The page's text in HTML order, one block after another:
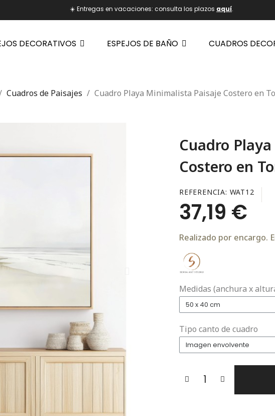
☀️ Entregas en vacaciones: consulta los plazos aquí.
DECORATIVOS ESPEJOS DE BAÑO CUADROS
Cuadros de Paisajes Cuadro Playa Minimalista Paisaje Costero en
Cuadro
Costero en
REFERENCIA WAT12
37,19 €
Realizado por encargo.
Medidas (anchura x
Tipo canto de cuadro